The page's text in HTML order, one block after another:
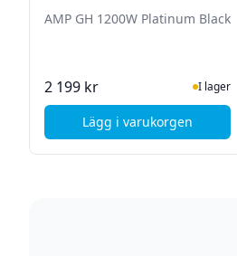
AMP GH 1200W Platinum Black
2 199 kr I lager
Lägg i varukorgen
, Phanteks AMP